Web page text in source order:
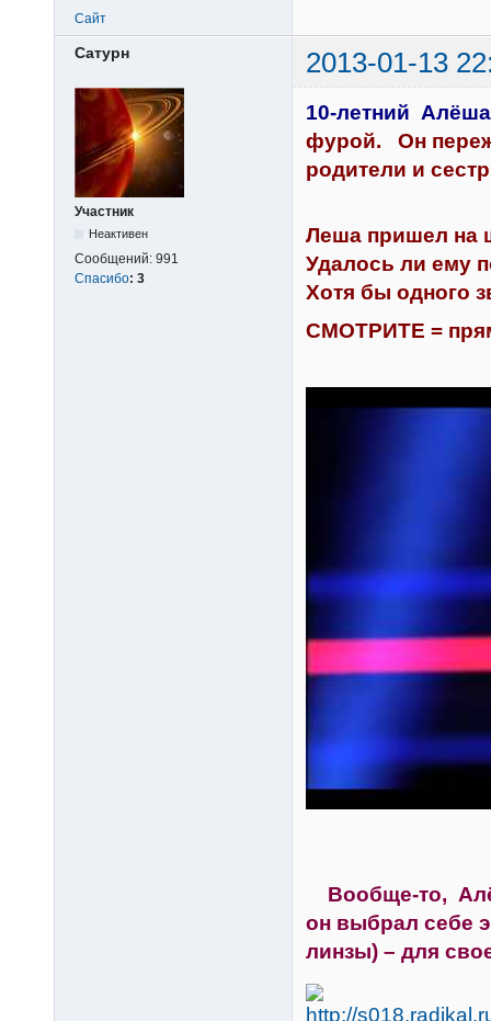
Сайт
Сатурн 2013-01-13
Участник
Неактивен
Сообщений: 991
Спасибо: 3
10-летний
фурой. Он
родители и
Леша пришел на
Удалось ли ему
Хотя бы одного
СМОТРИТЕ =
Вообще-то,
он выбрал себе
линзы) – для